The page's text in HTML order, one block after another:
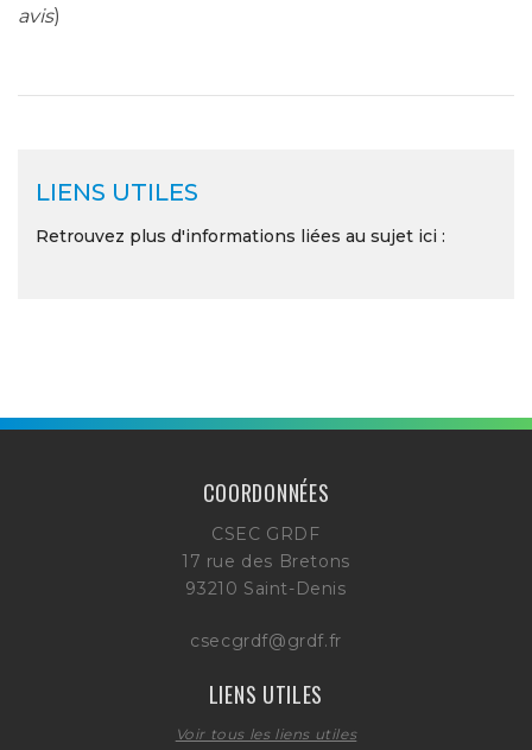
avis)
LIENS UTILES
Retrouvez plus d'informations liées au sujet ici :
COORDONNÉES
CSEC GRDF
17 rue des Bretons
93210 Saint-Denis
csecgrdf@grdf.fr
LIENS UTILES
Voir tous les liens utiles